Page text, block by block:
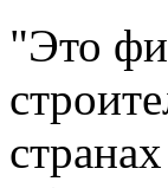
"Это